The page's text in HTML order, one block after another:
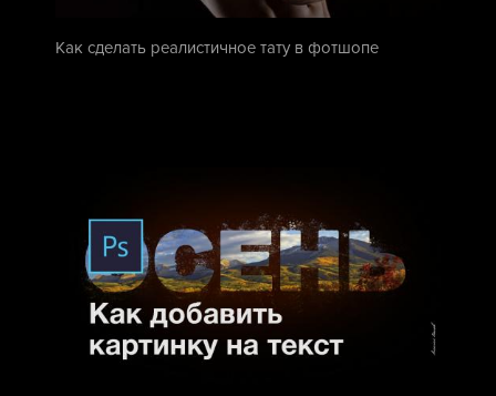
Как сделать реалистичное тату в фотшопе